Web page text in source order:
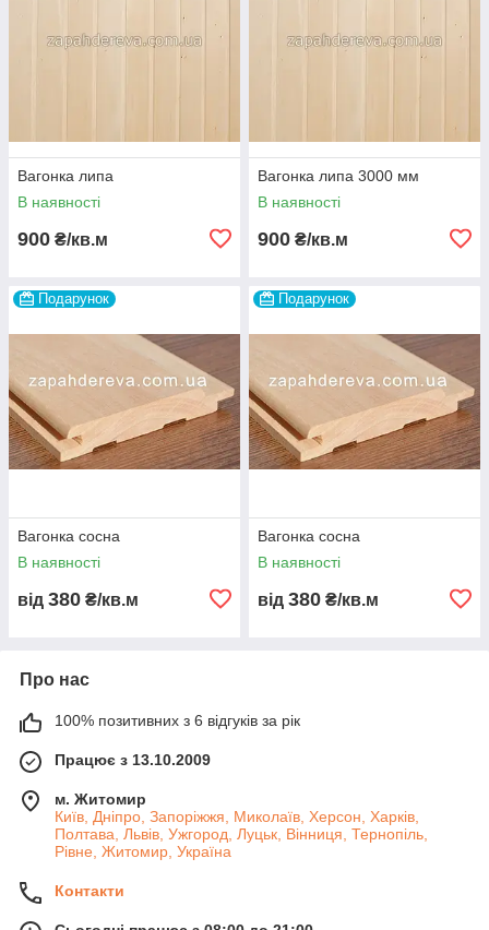
Вагонка липа
В наявності
900 ₴/кв.м
Вагонка липа 3000 мм
В наявності
900 ₴/кв.м
Подарунок
Вагонка сосна
В наявності
від 380 ₴/кв.м
Подарунок
Вагонка сосна
В наявності
від 380 ₴/кв.м
Про нас
100% позитивних з 6 відгуків за рік
Працює з 13.10.2009
м. Житомир
Київ, Дніпро, Запоріжжя, Миколаїв, Херсон, Харків,
Полтава, Львів, Ужгород, Луцьк, Вінниця, Тернопіль,
Рівне, Житомир, Україна
Контакти